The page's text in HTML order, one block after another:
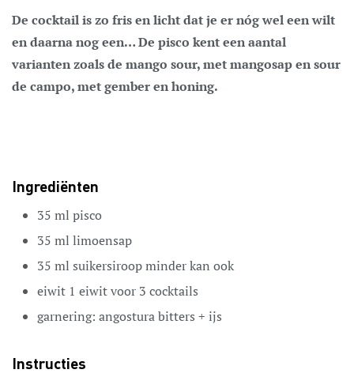
De cocktail is zo fris en licht dat je er nóg wel een wilt
en daarna nog een… De pisco kent een aantal
varianten zoals de mango sour, met mangosap en sour
de campo, met gember en honing.
Ingrediënten
35 ml pisco
35 ml limoensap
35 ml suikersiroopminder kan ook
eiwit 1 eiwit voor 3 cocktails
garnering: angostura bitters + ijs
Instructies